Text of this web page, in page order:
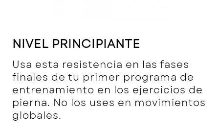
NIVEL PRINCIPIANTE
Usa esta resistencia en las fases
finales de tu primer programa de
entrenamiento en los ejercicios de
pierna. No los uses en movimientos
globales.